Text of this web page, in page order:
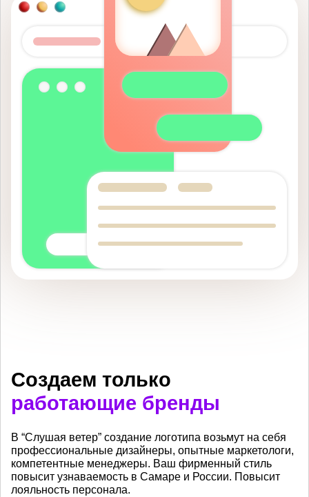
Создаем только
работающие бренды
В “Слушая ветер” создание логотипа возьмут на себя
профессиональные дизайнеры, опытные маркетологи,
компетентные менеджеры. Ваш фирменный стиль
повысит узнаваемость в Самаре и России. Повысит
лояльность персонала.